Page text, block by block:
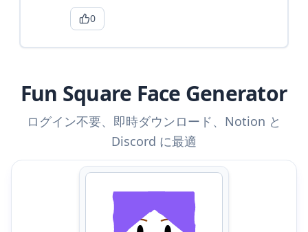
0
Fun Square Face Generator
ログイン不要、即時ダウンロード、Notion と
Discord に最適